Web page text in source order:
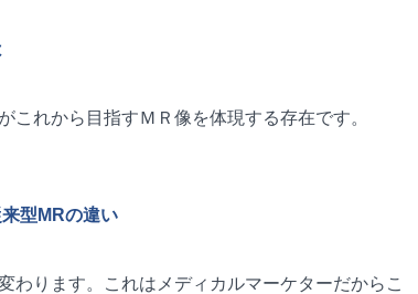
これから目指すＭＲ像を体現する存在です。
型MRの違い
わります。これはメディカルマーケターだからこ